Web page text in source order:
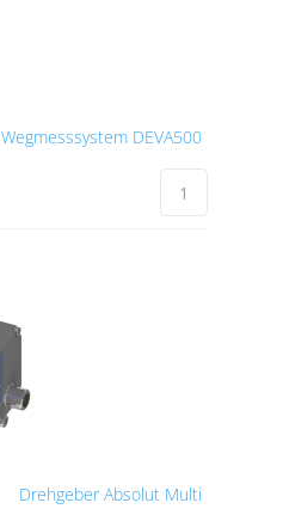
Wegmesssystem DEVA500
Drehgeber Absolut Multi